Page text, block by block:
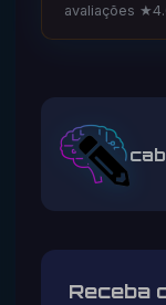
avaliações
Receba